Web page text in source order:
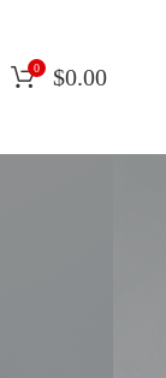
0 $0.00